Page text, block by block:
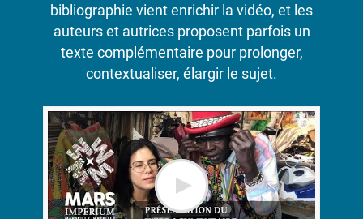
bibliographie vient enrichir la vidéo, et les
auteurs et autrices proposent parfois un
texte complémentaire pour prolonger,
contextualiser, élargir le sujet.